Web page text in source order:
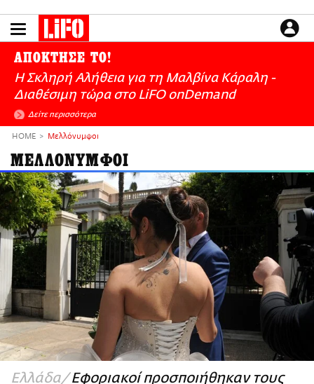
το
LIFO SHOP
NEWSLETTER
ΜΙΚΡΟΠΡΑΓΜΑΤΑ
THE GOOD LIFO
LIFOLAND
CITY GUIDE
ΑΜΠΑ
PRINT
ΕΙΔΗΣΕΙΣ
CULTURE
ΑΠΟΨΕΙΣ
ΤΡΟΠΟΣ ΖΩΗΣ
PODCASTS
Plus
ΑΠΟΚΤΗΣΕ ΤΟ!
Η Σκληρή Αλήθεια για τη Μαλβίνα Κάραλη -
Διαθέσιμη τώρα στo LiFO onDemand
Δείτε περισσότερα
HOME Μελλόνυμφοι
ΜΕΛΛΟΝΥΜΦΟΙ
Ελλάδα Εφοριακοί προσποιήθηκαν τους